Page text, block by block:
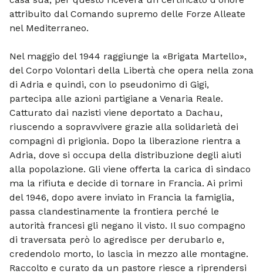
attribuito dal Comando supremo delle Forze Alleate
nel Mediterraneo.
Nel maggio del 1944 raggiunge la «Brigata Martello»,
del Corpo Volontari della Libertà che opera nella zona
di Adria e quindi, con lo pseudonimo di Gigi,
partecipa alle azioni partigiane a Venaria Reale.
Catturato dai nazisti viene deportato a Dachau,
riuscendo a sopravvivere grazie alla solidarietà dei
compagni di prigionia. Dopo la liberazione rientra a
Adria, dove si occupa della distribuzione degli aiuti
alla popolazione. Gli viene offerta la carica di sindaco
ma la rifiuta e decide di tornare in Francia. Ai primi
del 1946, dopo avere inviato in Francia la famiglia,
passa clandestinamente la frontiera perché le
autorità francesi gli negano il visto. Il suo compagno
di traversata però lo agredisce per derubarlo e,
credendolo morto, lo lascia in mezzo alle montagne.
Raccolto e curato da un pastore riesce a riprendersi